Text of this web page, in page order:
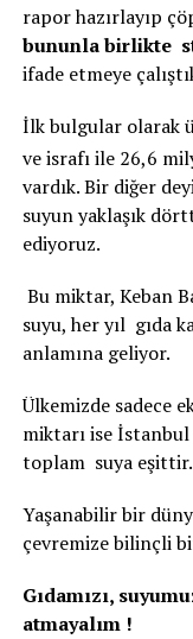
rapor hazırlayıp
bununla birlikte
ifade etmeye
İlk bulgular olarak
ve israfı ile 26,6
vardık. Bir diğer
suyun yaklaşık
ediyoruz.
Bu miktar, Keban
suyu, her yıl gıda
anlamına geliyor.
Ülkemizde sadece
miktarı ise İstanbul
toplam suya eşittir.
Yaşanabilir bir
çevremize bilinçli
Gıdamızı,
atmayalım !